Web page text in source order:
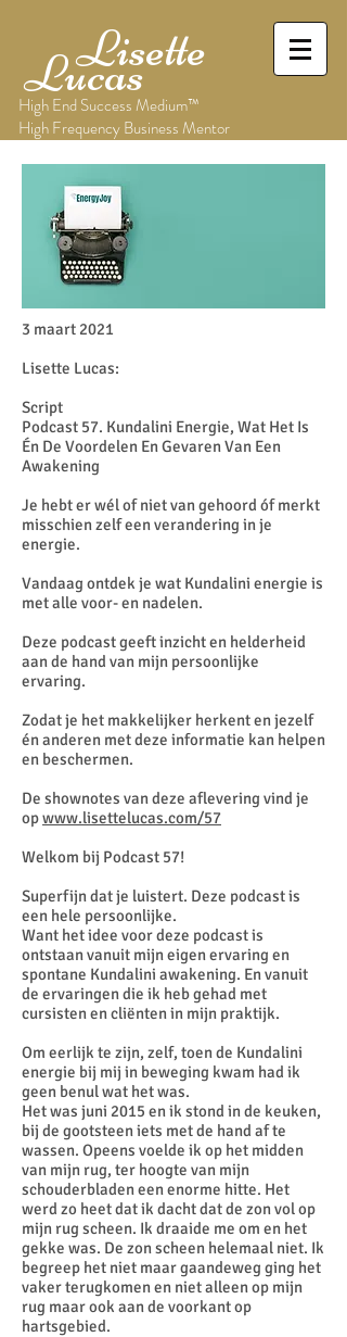
Lisette
Lucas
High End Success Medium™
High Frequency Business Mentor
3 maart 2021
Lisette Lucas:
Script
Podcast 57. Kundalini Energie, Wat Het Is
Én De Voordelen En Gevaren Van Een
Awakening
Je hebt er wél of niet van gehoord óf merkt
misschien zelf een verandering in je
energie.
Vandaag ontdek je wat Kundalini energie is
met alle voor- en nadelen.
Deze podcast geeft inzicht en helderheid
aan de hand van mijn persoonlijke
ervaring.
Zodat je het makkelijker herkent en jezelf
én anderen met deze informatie kan helpen
en beschermen.
De shownotes van deze aflevering vind je
opwww.lisettelucas.com/57
Welkom bij Podcast 57!
Superfijn dat je luistert. Deze podcast is
een hele persoonlijke.
Want het idee voor deze podcast is
ontstaan vanuit mijn eigen ervaring en
spontane Kundalini awakening. En vanuit
de ervaringen die ik heb gehad met
cursisten en cliënten in mijn praktijk.
Om eerlijk te zijn, zelf, toen de Kundalini
energie bij mij in beweging kwam had ik
geen benul wat het was.
Het was juni 2015 en ik stond in de keuken,
bij de gootsteen iets met de hand af te
wassen. Opeens voelde ik op het midden
van mijn rug, ter hoogte van mijn
schouderbladen een enorme hitte. Het
werd zo heet dat ik dacht dat de zon vol op
mijn rug scheen. Ik draaide me om en het
gekke was. De zon scheen helemaal niet. Ik
begreep het niet maar gaandeweg ging het
vaker terugkomen en niet alleen op mijn
rug maar ook aan de voorkant op
hartsgebied.